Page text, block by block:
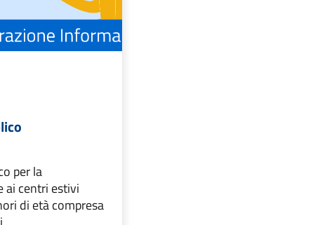
per la
ai centri estivi
di età compresa